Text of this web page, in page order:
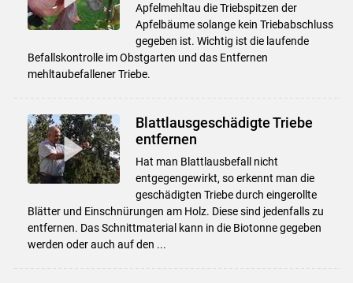
Apfelmehltau die Triebspitzen der
Apfelbäume solange kein Triebabschluss
gegeben ist. Wichtig ist die laufende
Befallskontrolle im Obstgarten und das Entfernen
mehltaubefallener Triebe.
Blattlausgeschädigte Triebe
entfernen
Hat man Blattlausbefall nicht
entgegengewirkt, so erkennt man die
geschädigten Triebe durch eingerollte
Blätter und Einschnürungen am Holz. Diese sind jedenfalls zu
entfernen. Das Schnittmaterial kann in die Biotonne gegeben
werden oder auch auf den ...